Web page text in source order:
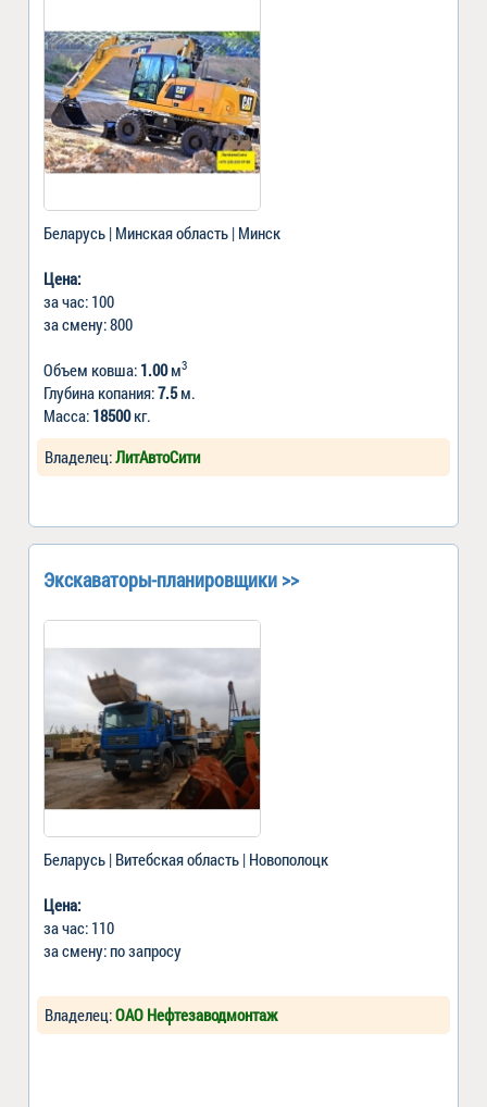
Беларусь | Минская область | Минск
Цена:
за час: 100
за смену: 800
Объем ковша: 1.00м3
Глубина копания:7.5м.
Масса: 18500кг.
Владелец:ЛитАвтоСити
Экскаваторы-планировщики >>
Беларусь | Витебская область | Новополоцк
Цена:
за час: 110
за смену: по запросу
Владелец:ОАО Нефтезаводмонтаж